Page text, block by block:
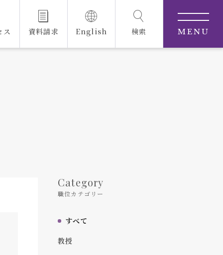
ス 資料請求 English 検索 MENU
Category
職位カテゴリー
すべて
教授